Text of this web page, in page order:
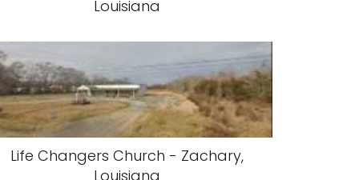
Louisiana
Life Changers Church - Zachary,
Louisiana